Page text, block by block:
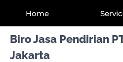
Home
Biro Jasa Pendirian
Jakarta